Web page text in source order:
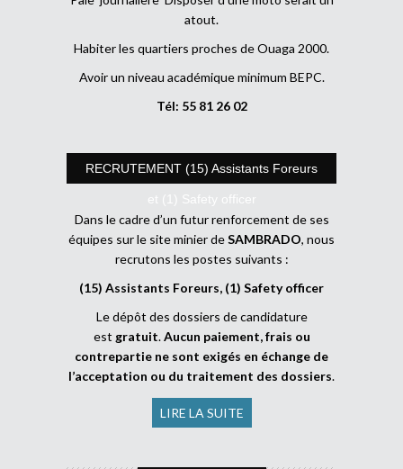
atout.
Habiter les quartiers proches de Ouaga 2000.
Avoir un niveau académique minimum BEPC.
Tél: 55 81 26 02
RECRUTEMENT (15) Assistants Foreurs
et (1) Safety officer
Dans le cadre d’un futur renforcement de ses
équipes sur le site minier deSAMBRADO, nous
recrutons les postes suivants :
(15) Assistants Foreurs, (1) Safety officer
Le dépôt des dossiers de candidature
est gratuit.Aucun paiement, frais ou
contrepartie ne sont exigés en échange de
l’acceptation ou du traitement des dossiers.
LIRE LA SUITE